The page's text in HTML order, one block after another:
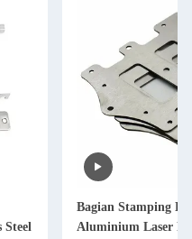
Steel
Bagian Stamping
Aluminium Laser